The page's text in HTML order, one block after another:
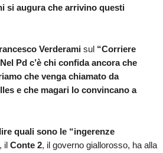
si augura che arrivino questi
Verderami sul “Corriere
Pd c’è chi confida ancora che
che venga chiamato da
e che magari lo convincano a
quali sono le “ingerenze
il Conte 2, il governo giallorosso, ha alla